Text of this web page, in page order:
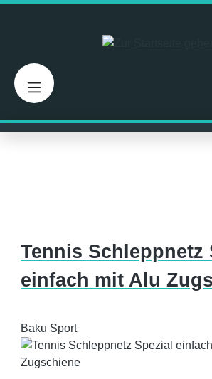
Tennis Schleppnetz
einfach mit Alu
Baku Sport
Bildergalerie überspringen